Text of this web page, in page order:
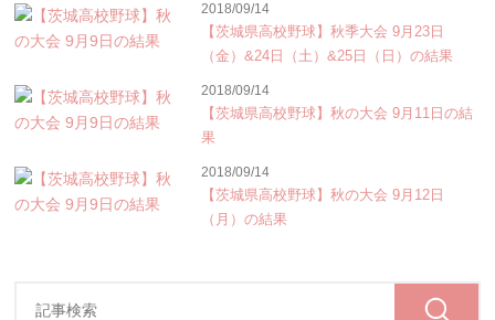
2018/09/14
【茨城県高校野球】秋季大会 9月23日
（金）&24日（土）&25日（日）の結果
2018/09/14
【茨城県高校野球】秋の大会 9月11日の結
果
2018/09/14
【茨城県高校野球】秋の大会 9月12日
（月）の結果